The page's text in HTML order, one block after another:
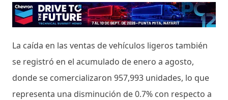
La caída en las ventas de vehículos ligeros también
se registró en el acumulado de enero a agosto,
donde se comercializaron 957,993 unidades, lo que
representa una disminución de 0.7% con respecto a